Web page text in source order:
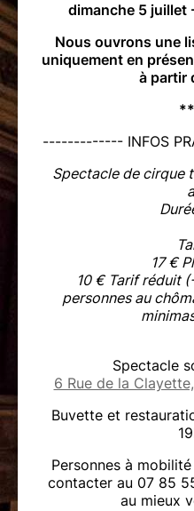
dimanche 5 juillet
Nous ouvrons une
uniquement en
à partir
------------- INFOS
Spectacle de cirque
17 €
10 € Tarif réduit
personnes au
Spectacle
6 Rue de la
Buvette et
Personnes à
contacter au 07 85
au mieux